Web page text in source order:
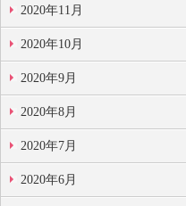
2020年11月
2020年10月
2020年9月
2020年8月
2020年7月
2020年6月